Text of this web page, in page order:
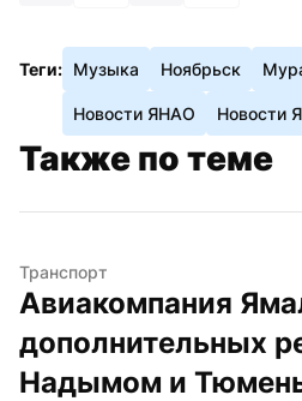
Теги: Музыка Ноябрьск
Новости ЯНАО Новости
Также по теме
Транспорт
Авиакомпания
дополнительных
Надымом и